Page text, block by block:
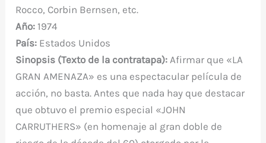
Rocco, Corbin Bernsen, etc.
Año: 1974
País: Estados Unidos
Sinopsis (Texto de la contratapa): Afirmar que «LA
GRAN AMENAZA» es una espectacular película de
acción, no basta. Antes que nada hay que destacar
que obtuvo el premio especial «JOHN
CARRUTHERS» (en homenaje al gran doble de